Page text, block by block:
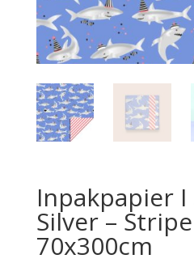
Inpakpapier I
Silver –
70x300cm